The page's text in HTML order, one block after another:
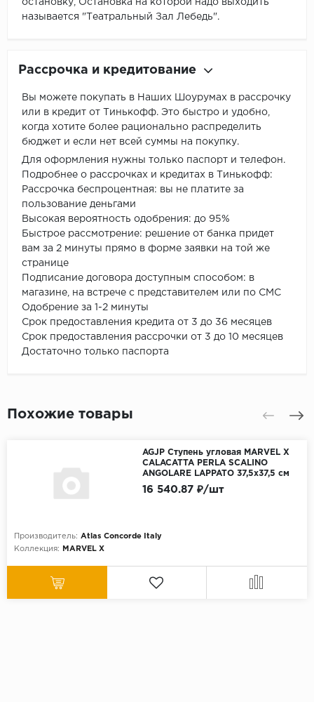
остановку, Остановка на которой надо выходить
называется "Театральный Зал Лебедь".
Рассрочка и кредитование
Вы можете покупать в Наших Шоурумах в рассрочку
или в кредит от Тинькофф. Это быстро и удобно,
когда хотите более рационально распределить
бюджет и если нет всей суммы на покупку.
Для оформления нужны только паспорт и телефон.
Подробнее о рассрочках и кредитах в Тинькофф:
Рассрочка беспроцентная: вы не платите за
пользование деньгами
Высокая вероятность одобрения: до 95%
Быстрое рассмотрение: решение от банка придет
вам за 2 минуты прямо в форме заявки на той же
странице
Подписание договора доступным способом: в
магазине, на встрече с представителем или по СМС
Одобрение за 1-2 минуты
Срок предоставления кредита от 3 до 36 месяцев
Срок предоставления рассрочки от 3 до 10 месяцев
Достаточно только паспорта
Похожие товары
AGJP Ступень угловая MARVEL X
CALACATTA PERLA SCALINO
ANGOLARE LAPPATO 37,5x37,5 см
Производитель: Atlas Concorde Italy
Коллекция:
MARVEL X
16 540.87 ₽/шт